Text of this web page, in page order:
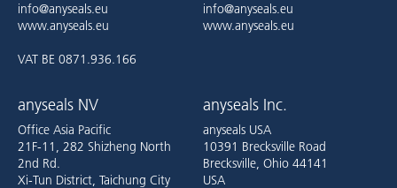
info@anyseals.eu
www.anyseals.eu
VAT BE 0871.936.166
info@anyseals.eu
www.anyseals.eu
anyseals NV
Office Asia Pacific
21F-11, 282 Shizheng North
2nd Rd.
Xi-Tun District, Taichung City
anyseals Inc.
anyseals USA
10391 Brecksville Road
Brecksville, Ohio 44141
USA